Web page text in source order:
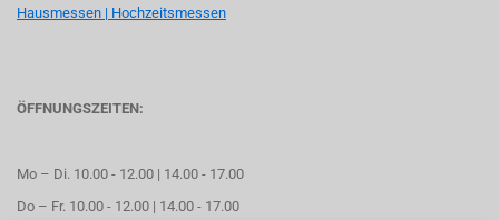
Hausmessen | Hochzeitsmessen
ÖFFNUNGSZEITEN:
Mo – Di. 10.00 - 12.00 | 14.00 - 17.00
Do – Fr. 10.00 - 12.00 | 14.00 - 17.00